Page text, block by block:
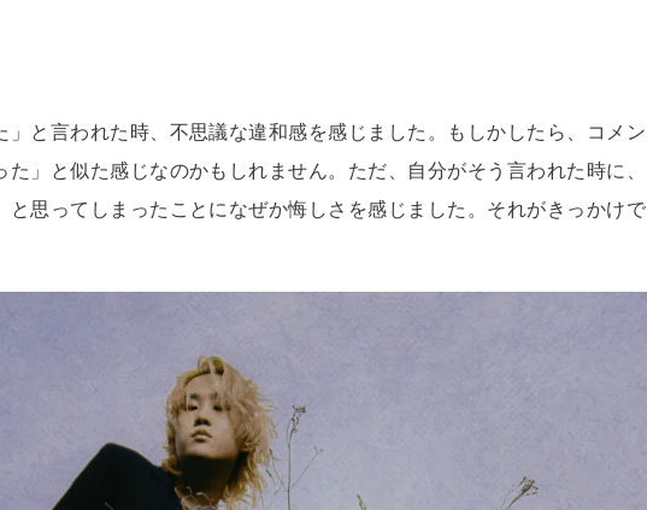
」と言われた時、不思議な違和感を感じました。もしかしたら、コメン
た」と似た感じなのかもしれません。ただ、自分がそう言われた時に、
と思ってしまったことになぜか悔しさを感じました。それがきっかけで